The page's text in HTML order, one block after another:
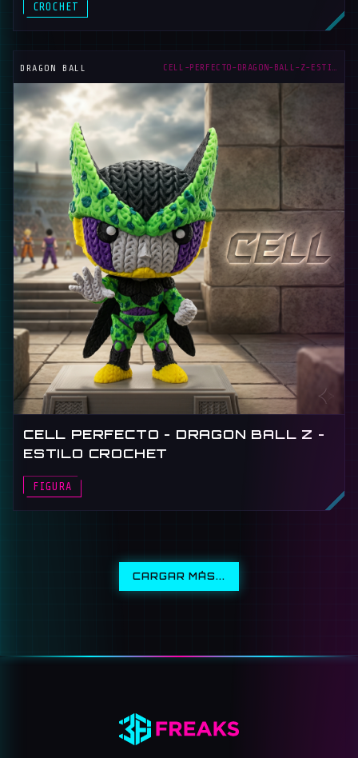
FIGURA
DRAGON BALL CELL-PERFECTO-DRAGON-BALL-Z-ESTILO-CROCHET
CELL PERFECTO - DRAGON BALL Z -
ESTILO CROCHET
FIGURA
CARGAR MÁS...